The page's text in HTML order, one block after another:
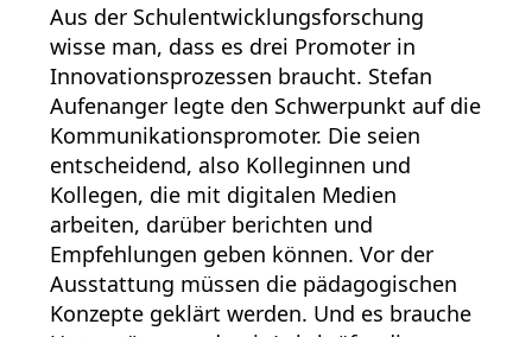
Aus der Schulentwicklungsforschung
wisse man, dass es drei Promoter in
Innovationsprozessen braucht. Stefan
Aufenanger legte den Schwerpunkt auf die
Kommunikationspromoter. Die seien
entscheidend, also Kolleginnen und
Kollegen, die mit digitalen Medien
arbeiten, darüber berichten und
Empfehlungen geben können. Vor der
Ausstattung müssen die pädagogischen
Konzepte geklärt werden. Und es brauche